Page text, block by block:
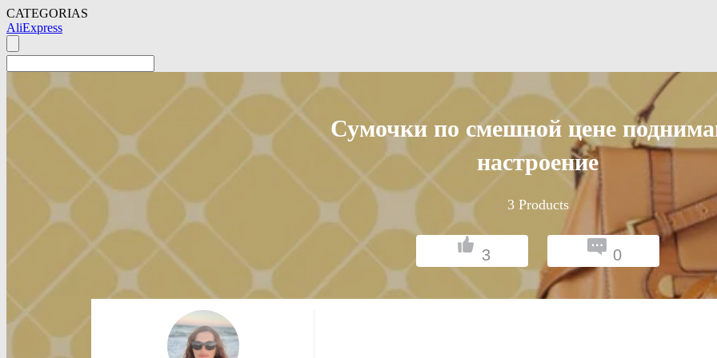
CATEGORIAS
AliExpress
Сумочки по смешной цене
настроение
3Products
3 0